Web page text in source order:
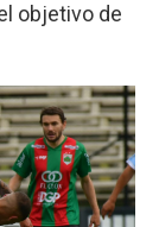
objetivo de